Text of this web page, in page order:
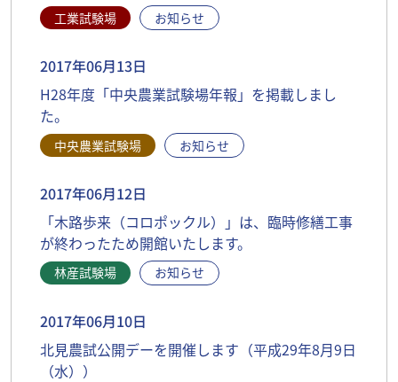
工業試験場 お知らせ
2017年06月13日
H28年度「中央農業試験場年報」を掲載しまし
た。
中央農業試験場 お知らせ
2017年06月12日
「木路歩来（コロポックル）」は、臨時修繕工事
が終わったため開館いたします。
林産試験場 お知らせ
2017年06月10日
北見農試公開デーを開催します（平成29年8月9日
（水））